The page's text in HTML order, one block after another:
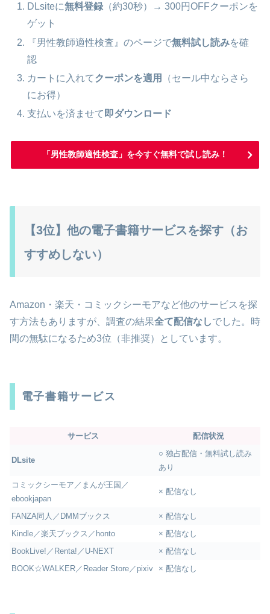
DLsiteに無料登録 （約30秒）→ 300円OFFクーポンを
ゲット
『男性教師適性検査』のページで無料試し読みを確
認
カートに入れてクーポンを適用
（セール中ならさら
にお得）
支払いを済ませて 即ダウンロード
「男性教師適性検査」を今すぐ無料で試し読み！
【3位】他の電子書籍サービスを探す（お
すすめしない）
Amazon・楽天・コミックシーモアなど他のサービスを探
す方法もありますが、調査の結果全て配信なしでした。時
間の無駄になるため3位（非推奨）としています。
電子書籍サービス
サービス 配信状況
DLsite
○ 独占配信・無料試し読み
あり
コミックシーモア／まんが王国／
ebookjapan
× 配信なし
FANZA同人／DMMブックス
× 配信なし
Kindle／楽天ブックス／honto
× 配信なし
BookLive!／Renta!／U-NEXT
× 配信なし
BOOK☆WALKER／Reader Store／pixiv
× 配信なし